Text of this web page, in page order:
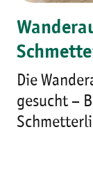
Die
gesucht –